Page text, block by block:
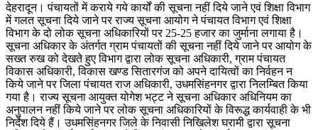
देहरादून। पंचायतों में कराये गये कार्यों की सूचना नहीं दिये जाने एवं शिक्षा विभाग
में गलत सूचना दिये जाने पर राज्य सूचना आयोग ने पंचायत विभाग एवं शिक्षा
विभाग के दो लोक सूचना अधिकारियों पर 25-25 हजार का जुर्माना लगाया है।
सूचना अधिकार के अंतर्गत ग्राम पंचायतों की सूचना नहीं दिये जाने पर आयोग के
सख्त रुख को देखते हुए विभाग द्वारा लोक सूचना अधिकारी, ग्राम पंचायत
विकास अधिकारी, विकास खण्ड सितारगंज को अपने दायित्वों का निर्वहन न
किये जाने पर जिला पंचायत राज अधिकारी, उधमसिंहनगर द्वारा निलम्बित किया
गया है। राज्य सूचना आयुक्त योगेश भट्ट ने सूचना अधिकार अधिनियम का
अनुपालन नहीं किये जाने पर लोक सूचना अधिकारियों के विरूद्ध कार्यवाही के भी
निर्देश दिये हैं। उधमसिंहनगर जिले के निवासी निखिलेश घरामी द्वारा सूचना